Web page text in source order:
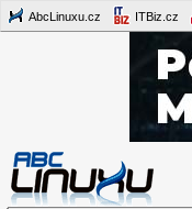
AbcLinuxu.cz ITBiz.cz